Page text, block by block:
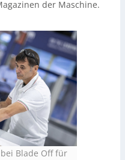
der Maschine.
Blade Off für